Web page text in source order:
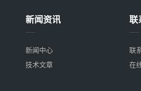
新闻资讯
新闻中心
技术文章
联
联
在